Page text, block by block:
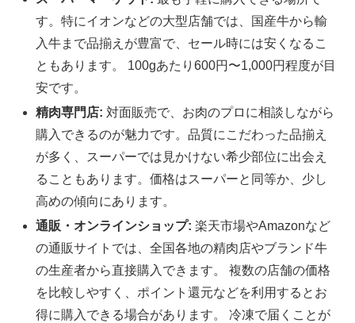
す。特にイオンなどの大型店舗では、国産牛から輸
入牛まで品揃えが豊富で、セール時には安くなるこ
ともあります。 100gあたり600円〜1,000円程度が目
安です。
精肉専門店: 対面販売で、お肉のプロに相談しながら
購入できるのが魅力です。品質にこだわった品揃え
が多く、スーパーでは見かけない希少部位に出会え
ることもあります。価格はスーパーと同等か、少し
高めの傾向にあります。
通販・オンラインショップ: 楽天市場やAmazonなど
の通販サイトでは、全国各地の精肉店やブランド牛
の生産者から直接購入できます。 複数の店舗の価格
を比較しやすく、ポイント還元などを利用するとお
得に購入できる場合があります。 冷凍で届くことが